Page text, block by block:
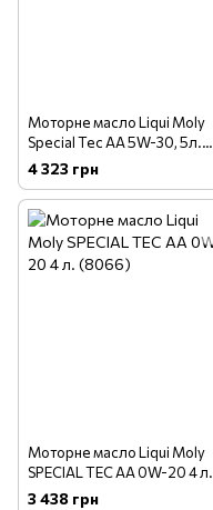
Моторне масло Liqui Moly
Special Tec AA 5W-30, 5л.
(7530)
4 323 грн
Моторне масло Liqui Moly
SPECIAL TEC АА 0W-20 4 л.
(8066)
3 438 грн